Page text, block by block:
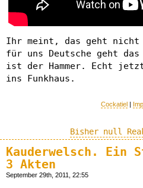
Ihr meint, das geht nicht
für uns Deutsche geht
ist der Hammer. Echt
ins Funkhaus.
Cockatiel |
Bisher null
Kauderwelsch. Ein
3 Akten
September 29th, 2011, 22:55